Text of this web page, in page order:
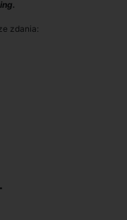
zdania: